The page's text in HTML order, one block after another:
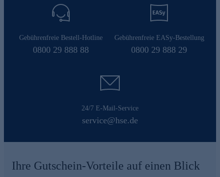
Gebührenfreie Bestell-Hotline
0800 29 888 88
Gebührenfreie EASy-Bestellung
0800 29 888 29
24/7 E-Mail-Service
service@hse.de
Ihre Gutschein-Vorteile auf einen Blick